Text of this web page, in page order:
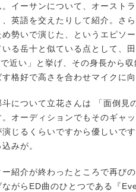
イーサンについて、オースト
英語を交えたりして紹介。さ
め勢いで演じた、というエピソ
る岳十と似ている点として、
近い」と挙げ、その身長から
格好で高さを合わせマイクに
について立花さんは 「面倒見
オーディションでもそのギャ
じるくらいですから優しいで
みが。
紹介が終わったところで再び
がらED曲のひとつである『